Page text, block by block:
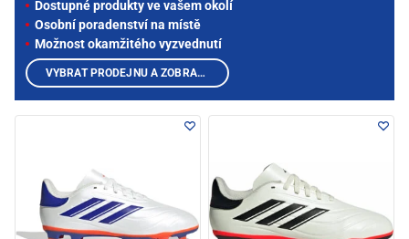
Dostupné produkty ve vašem okolí
Osobní poradenství na místě
Možnost okamžitého vyzvednutí
VYBRAT PRODEJNU A ZOBRAZIT PRODUKTY